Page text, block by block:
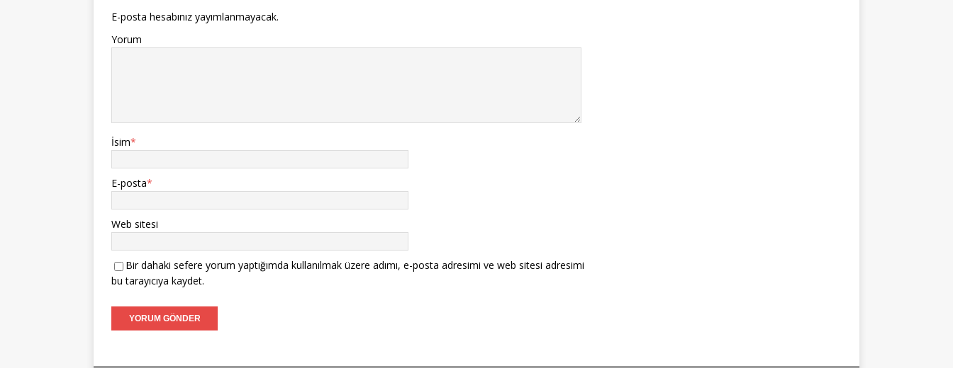
E-posta hesabınız yayımlanmayacak.
Yorum
İsim*
E-posta*
Web sitesi
Bir dahaki sefere yorum yaptığımda kullanılmak üzere adımı, e-posta adresimi ve web sitesi adresimi
bu tarayıcıya kaydet.